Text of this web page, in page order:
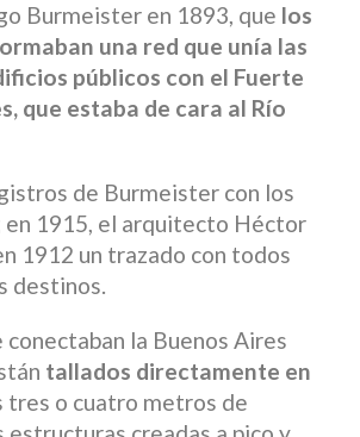
Burmeister en 1893, que los
una red que unía las
públicos con el Fuerte
que estaba de cara al Río
de Burmeister con los
en 1915, el arquitecto Héctor
1912 un trazado con todos
destinos.
conectaban la Buenos Aires
tallados directamente en
tres o cuatro metros de